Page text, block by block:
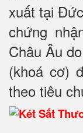
xuất tại
chứng
Châu Âu
(khoá cơ)
theo tiêu